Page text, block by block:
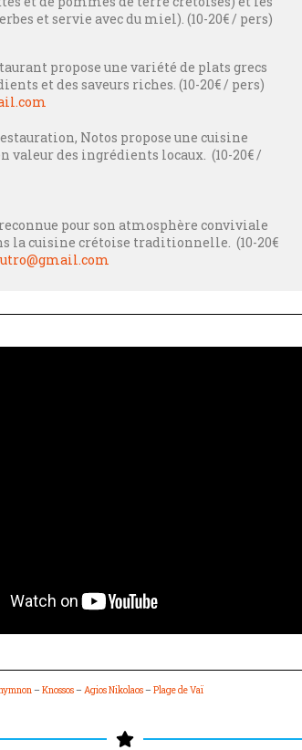
et servie avec du miel). (10-20€ / pers)
propose une variété de plats grecs
et des saveurs riches. (10-20€ / pers)
Notos propose une cuisine
valeur des ingrédients locaux. (10-20€ /
pour son atmosphère conviviale
la cuisine crétoise traditionnelle. (10-20€
– Knossos– Agios Nikolaos– Plage de Vaï